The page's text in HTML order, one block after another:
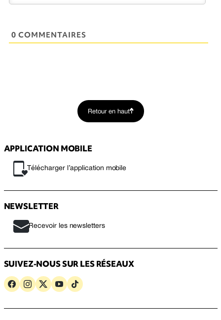
0 COMMENTAIRES
Retour en haut
APPLICATION MOBILE
Télécharger l’application mobile
NEWSLETTER
Recevoir les newsletters
SUIVEZ-NOUS SUR LES RÉSEAUX